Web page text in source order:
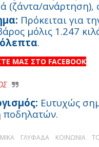
(ζάντα/ανάρτηση),
Πρόκειται για
μόλις 1.247
.
ΜΑΣ ΣΤΟ FACEBOOK
Ευτυχώς
ποδηλατών.
ΓΛΥΦΑΔΑ ΚΟΙΝΩΝΙΑ